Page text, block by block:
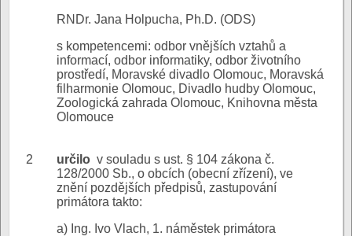
RNDr. Jana Holpucha, Ph.D. (ODS)
s kompetencemi: odbor vnějších vztahů a
informací, odbor informatiky, odbor životního
prostředí, Moravské divadlo Olomouc, Moravská
filharmonie Olomouc, Divadlo hudby Olomouc,
Zoologická zahrada Olomouc, Knihovna města
Olomouce
2 určilo v souladu s ust. § 104 zákona č.
128/2000 Sb., o obcích (obecní zřízení), ve
znění pozdějších předpisů, zastupování
primátora takto:
a) Ing. Ivo Vlach, 1. náměstek primátora